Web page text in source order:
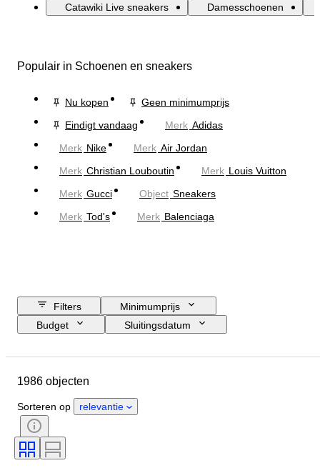
Catawiki Live sneakers Damesschoenen
Populair in Schoenen en sneakers
Nu kopen
Geen minimumprijs
Eindigt vandaag
Merk Adidas
Merk Nike Merk Air Jordan
Merk Christian Louboutin Merk Louis Vuitton
Merk Gucci Object Sneakers
Merk Tod's Merk Balenciaga
Filters
Minimumprijs
Budget
Sluitingsdatum
Materiaal
Handtekening
Kleur
Era
Accessoires inbegrepen
Model
1986 objecten
Sorteren op relevantie